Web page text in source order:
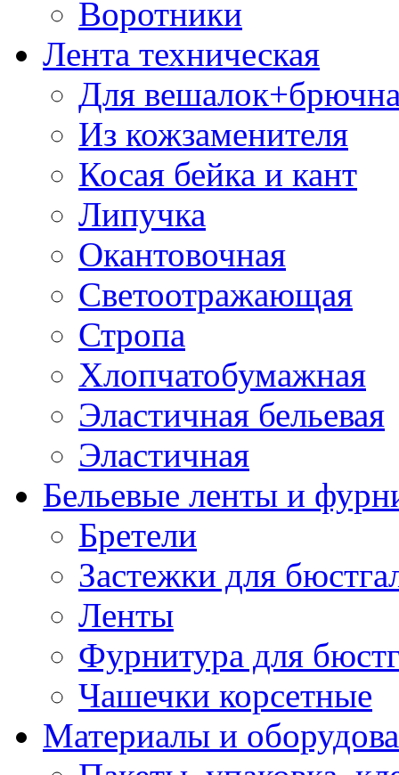
Воротники
Лента техническая
Для
Из кожзаменителя
Косая бейка и кант
Липучка
Окантовочная
Светоотражающая
Стропа
Хлопчатобумажная
Эластичная бельевая
Эластичная
Бельевые ленты и
Бретели
Застежки для
Ленты
Фурнитура для
Чашечки корсетные
Материалы и